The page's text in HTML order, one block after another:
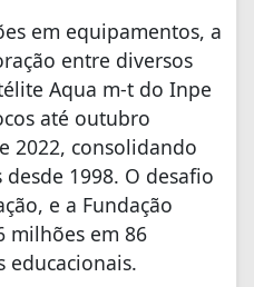
em equipamentos, a
entre diversos
Aqua m-t do Inpe
até outubro
2022, consolidando
1998. O desafio
e a Fundação
milhões em 86
educacionais.